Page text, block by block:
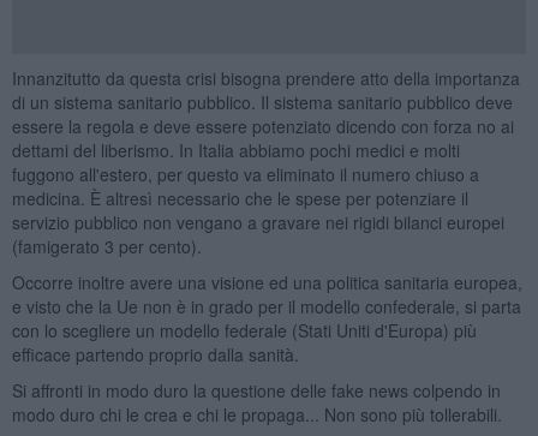
Innanzitutto da questa crisi bisogna prendere atto della importanza
di un sistema sanitario pubblico. Il sistema sanitario pubblico deve
essere la regola e deve essere potenziato dicendo con forza no ai
dettami del liberismo. In Italia abbiamo pochi medici e molti
fuggono all'estero, per questo va eliminato il numero chiuso a
medicina. È altresì necessario che le spese per potenziare il
servizio pubblico non vengano a gravare nei rigidi bilanci europei
(famigerato 3 per cento).
Occorre inoltre avere una visione ed una politica sanitaria europea,
e visto che la Ue non è in grado per il modello confederale, si parta
con lo scegliere un modello federale (Stati Uniti d'Europa) più
efficace partendo proprio dalla sanità.
Si affronti in modo duro la questione delle fake news colpendo in
modo duro chi le crea e chi le propaga... Non sono più tollerabili.